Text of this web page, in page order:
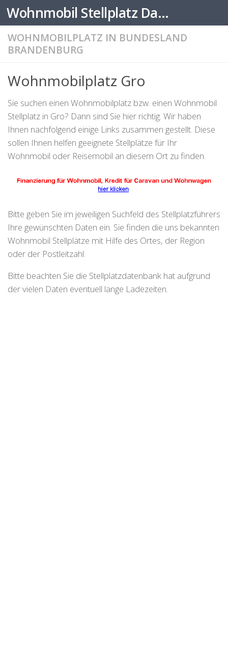
Zum Inhalt springen Wohnmobil Stellplatz Datenbank
WOHNMOBILPLATZ IN BUNDESLAND
BRANDENBURG
Wohnmobilplatz Gro
Sie suchen einen Wohnmobilplatz bzw. einen Wohnmobil
Stellplatz in Gro? Dann sind Sie hier richtig. Wir haben
Ihnen nachfolgend einige Links zusammen gestellt. Diese
sollen Ihnen helfen geeignete Stellplätze für Ihr
Wohnmobil oder Reisemobil an diesem Ort zu finden.
Bitte geben Sie im jeweiligen Suchfeld des Stellplatzführers
Ihre gewünschten Daten ein. Sie finden die uns bekannten
Wohnmobil Stellplätze mit Hilfe des Ortes, der Region
oder der Postleitzahl.
Bitte beachten Sie die Stellplatzdatenbank hat aufgrund
der vielen Daten eventuell lange Ladezeiten.